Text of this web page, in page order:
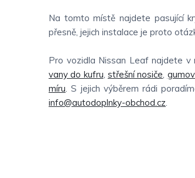
Na tomto místě najdete pasující
přesně, jejich instalace je proto
Pro vozidla Nissan Leaf najdete
vany do kufru, střešní nosiče,
míru. S jejich výběrem rádi
info@autodoplnky-obchod.cz.